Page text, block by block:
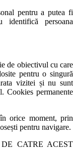
pentru a putea fi
persoana
de obiectivul cu care
pentru o singură
vizitei și nu sunt
Cookies permanente
orice moment, prin
pentru navigare.
CATRE ACEST